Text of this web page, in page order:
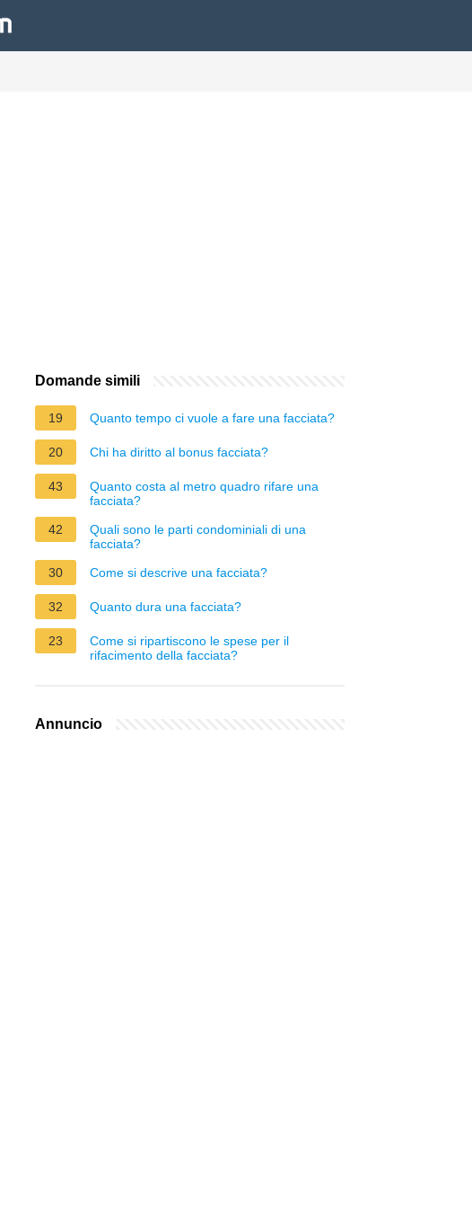
Domande simili
19 Quanto tempo ci vuole a fare una facciata?
20 Chi ha diritto al bonus facciata?
43
Quanto costa al metro quadro rifare una
facciata?
42
Quali sono le parti condominiali di una
facciata?
30
Come si descrive una facciata?
32 Quanto dura una facciata?
23
Come si ripartiscono le spese per il
rifacimento della facciata?
Annuncio